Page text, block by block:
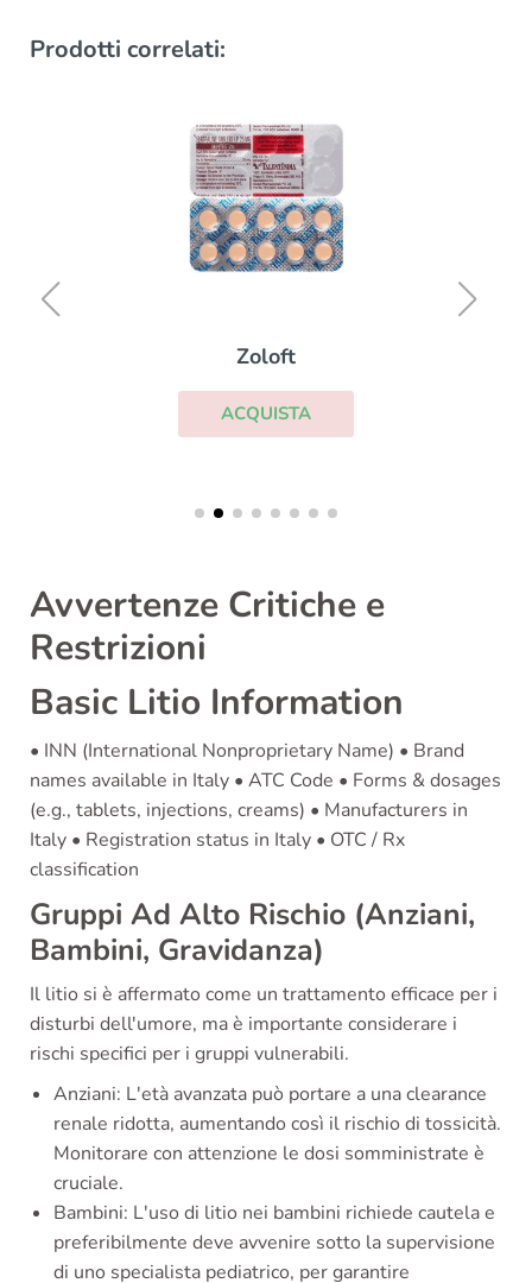
Prodotti correlati:
Zoloft
ACQUISTA
Avvertenze Critiche e
Restrizioni
Basic Litio Information
• INN (International Nonproprietary Name) • Brand
names available in Italy • ATC Code • Forms & dosages
(e.g., tablets, injections, creams) • Manufacturers in
Italy • Registration status in Italy • OTC / Rx
classification
Gruppi Ad Alto Rischio (Anziani,
Bambini, Gravidanza)
Il litio si è affermato come un trattamento efficace per i
disturbi dell'umore, ma è importante considerare i
rischi specifici per i gruppi vulnerabili.
Anziani: L'età avanzata può portare a una clearance
renale ridotta, aumentando così il rischio di tossicità.
Monitorare con attenzione le dosi somministrate è
cruciale.
Bambini: L'uso di litio nei bambini richiede cautela e
preferibilmente deve avvenire sotto la supervisione
di uno specialista pediatrico, per garantire